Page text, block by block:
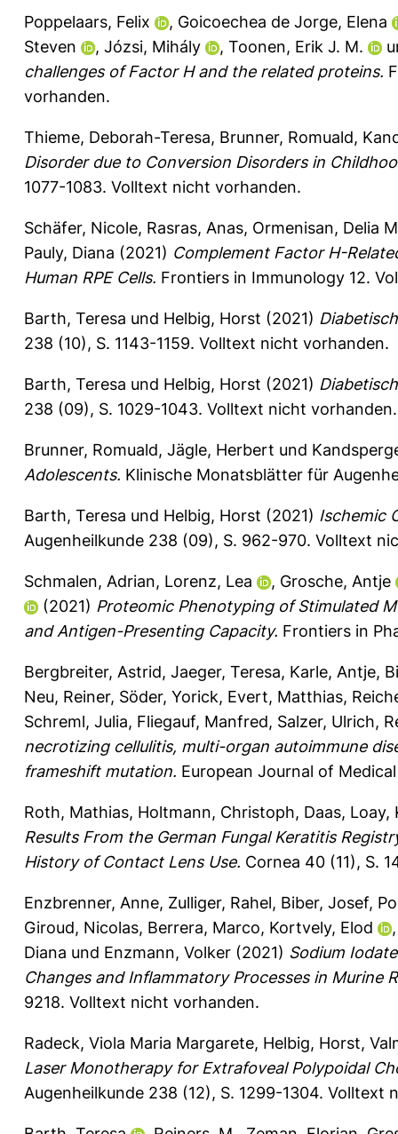
Poppelaars, Felix , Goicoechea de Jorge, Elena
Steven
, Józsi, Mihály , Toonen, Erik J. M.
challenges of Factor H and the related proteins.
vorhanden.
Thieme, Deborah-Teresa, Brunner, Romuald,
Disorder due to Conversion Disorders in
1077-1083. Volltext nicht vorhanden.
Schäfer, Nicole, Rasras, Anas, Ormenisan, Delia
Pauly, Diana (2021) Complement Factor H-
Human RPE Cells. Frontiers in Immunology 12.
Barth, Teresa und Helbig, Horst (2021)
238 (10), S. 1143-1159. Volltext nicht vorhanden.
Barth, Teresa und Helbig, Horst (2021)
238 (09), S. 1029-1043. Volltext nicht vorhanden.
Brunner, Romuald, Jägle, Herbert und
Adolescents. Klinische Monatsblätter für
Barth, Teresa und Helbig, Horst (2021) Ischemic
Augenheilkunde 238 (09), S. 962-970. Volltext
Schmalen, Adrian, Lorenz, Lea , Grosche, Antje
(2021) Proteomic Phenotyping of Stimulated
and Antigen-Presenting Capacity. Frontiers in
Bergbreiter, Astrid, Jaeger, Teresa, Karle, Antje,
Neu, Reiner, Söder, Yorick, Evert, Matthias,
Schreml, Julia, Fliegauf, Manfred, Salzer, Ulrich,
necrotizing cellulitis, multi-organ autoimmune
frameshift mutation. European Journal of
Roth, Mathias, Holtmann, Christoph, Daas, Loay,
Results From the German Fungal Keratitis
History of Contact Lens Use. Cornea 40 (11), S.
Enzbrenner, Anne, Zulliger, Rahel, Biber, Josef,
Giroud, Nicolas, Berrera, Marco, Kortvely, Elod
Diana und Enzmann, Volker (2021) Sodium
Changes and Inflammatory Processes in Murine
9218. Volltext nicht vorhanden.
Radeck, Viola Maria Margarete, Helbig, Horst,
Laser Monotherapy for Extrafoveal Polypoidal
Augenheilkunde 238 (12), S. 1299-1304. Volltext